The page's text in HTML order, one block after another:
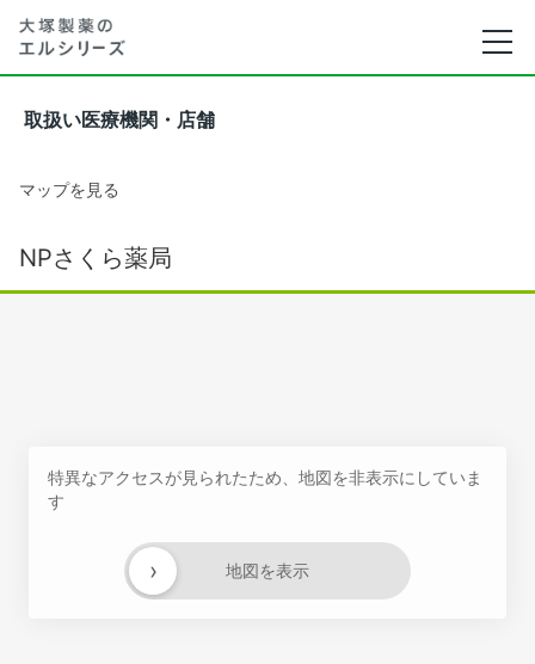
取扱い医療機関・店舗
マップを見る
NPさくら薬局
特異なアクセスが見られたため、地図を非表示にしていま
す
地図を表示
›